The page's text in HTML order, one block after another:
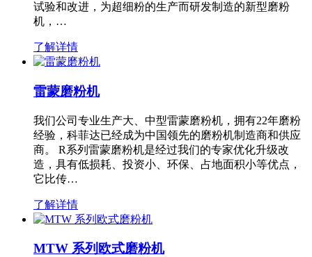
试验和改进，为超细粉的生产而研发制造的新型磨粉
机，…
了解详情
雷蒙磨粉机
我们公司专业生产大、中型雷蒙磨粉机，拥有22年磨粉
经验，科菲达已经成为中国领先的磨粉机制造商和供应
商。 R系列雷蒙磨粉机是经过我们的专家优化升级改
造，具有低损耗、投资小、环保、占地面积小等优点，
它比传…
了解详情
MTW 系列欧式磨粉机